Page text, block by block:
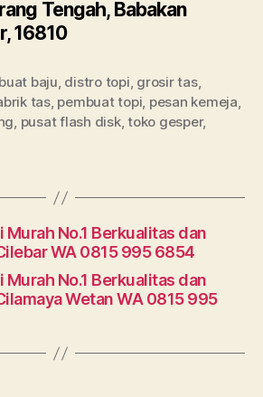
Tengah, Babakan
16810
buat baju, distro topi, grosir tas,
tas, pembuat topi, pesan kemeja,
, pusat flash disk,toko gesper,
Murah No.1 Berkualitas dan
WA 0815 995 6854
Murah No.1 Berkualitas dan
Wetan WA 0815 995